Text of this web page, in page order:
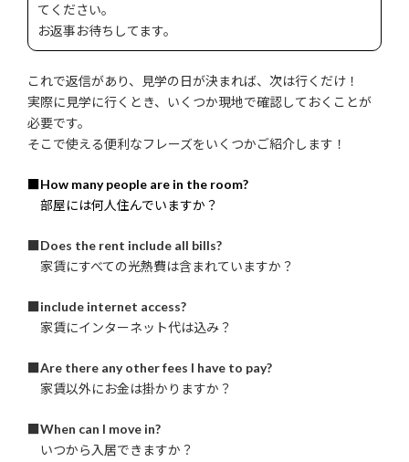
てください。
お返事お待ちしてます。
これで返信があり、見学の日が決まれば、次は行くだけ！
実際に見学に行くとき、いくつか現地で確認しておくことが
必要です。
そこで使える便利なフレーズをいくつかご紹介します！
■How many people are in the room?
部屋には何人住んでいますか？
■Does the rent include all bills?
家賃にすべての光熱費は含まれていますか？
■include internet access?
家賃にインターネット代は込み？
■Are there any other fees I have to pay?
家賃以外にお金は掛かりますか？
■When can I move in?
いつから入居できますか？